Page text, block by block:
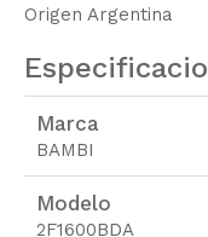
Origen Argentina
Marca
BAMBI
Modelo
2F1600BDA